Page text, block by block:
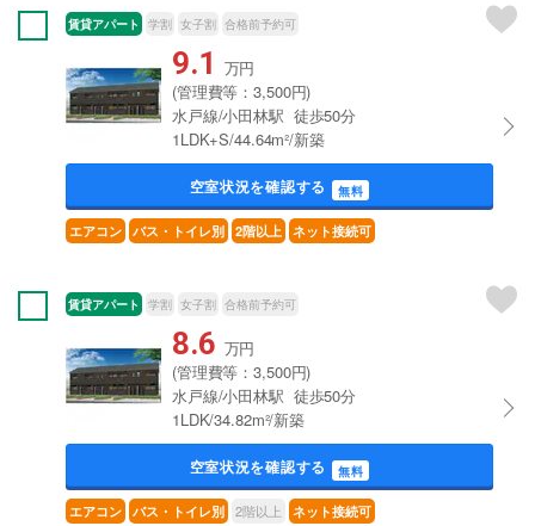
賃貸アパート 学割 女子割 合格前予約可
9.1 万円
(管理費等：3,500円)
水戸線/小田林駅 徒歩50分
1LDK+S/44.64m²/新築
空室状況を確認する 無料
エアコン バス・トイレ別 2階以上 ネット接続可
賃貸アパート 学割 女子割 合格前予約可
8.6 万円
(管理費等：3,500円)
水戸線/小田林駅 徒歩50分
1LDK/34.82m²/新築
空室状況を確認する 無料
エアコン バス・トイレ別 2階以上 ネット接続可